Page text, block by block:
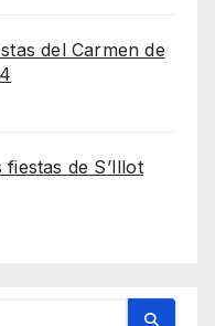
del Carmen de
de S’Illot